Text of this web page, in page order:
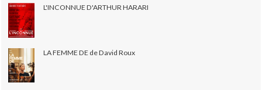
L'INCONNUE D'ARTHUR HARARI
LA FEMME DE de David Roux